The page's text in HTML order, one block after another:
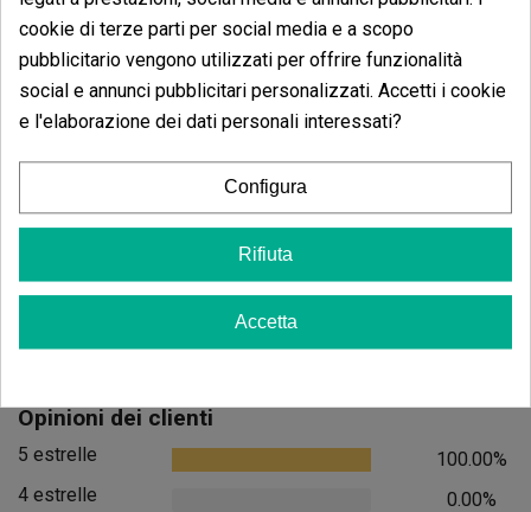
Opinioni dei clienti
5 estrelle
100.00%
4 estrelle
0.00%
cookie di terze parti per social media e a scopo
pubblicitario vengono utilizzati per offrire funzionalità
social e annunci pubblicitari personalizzati. Accetti i cookie
e l'elaborazione dei dati personali interessati?
Configura
Rifiuta
Accetta